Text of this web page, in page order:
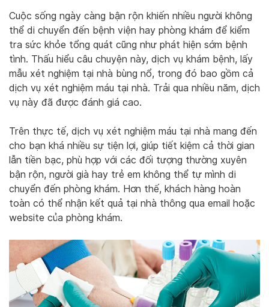
Cuộc sống ngày càng bận rộn khiến nhiều người không
thể di chuyển đến bệnh viện hay phòng khám để kiểm
tra sức khỏe tổng quát cũng như phát hiện sớm bệnh
tình. Thấu hiểu câu chuyện này, dịch vụ khám bệnh, lấy
mẫu xét nghiệm tại nhà bùng nổ, trong đó bao gồm cả
dịch vụ xét nghiệm máu tại nhà. Trải qua nhiều năm, dịch
vụ này đã được đánh giá cao.
Trên thực tế, dịch vụ xét nghiệm máu tại nhà mang đến
cho bạn khá nhiều sự tiện lợi, giúp tiết kiệm cả thời gian
lẫn tiền bạc, phù hợp với các đối tượng thường xuyên
bận rộn, người già hay trẻ em không thể tự mình di
chuyển đến phòng khám. Hơn thế, khách hàng hoàn
toàn có thể nhận kết quả tại nhà thông qua email hoặc
website của phòng khám.